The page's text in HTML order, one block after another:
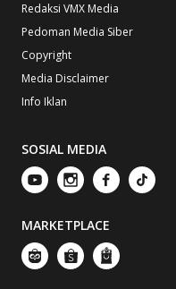
Redaksi VMX Media
Pedoman Media Siber
Copyright
Media Disclaimer
Info Iklan
SOSIAL MEDIA
MARKETPLACE